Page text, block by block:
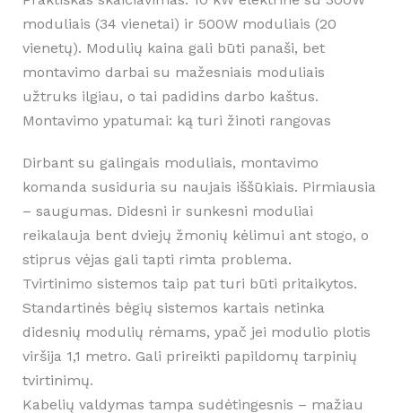
moduliais (34 vienetai) ir 500W moduliais (20
vienetų). Modulių kaina gali būti panaši, bet
montavimo darbai su mažesniais moduliais
užtruks ilgiau, o tai padidins darbo kaštus.
Montavimo ypatumai: ką turi žinoti rangovas
Dirbant su galingais moduliais, montavimo
komanda susiduria su naujais iššūkiais. Pirmiausia
– saugumas. Didesni ir sunkesni moduliai
reikalauja bent dviejų žmonių kėlimui ant stogo, o
stiprus vėjas gali tapti rimta problema.
Tvirtinimo sistemos taip pat turi būti pritaikytos.
Standartinės bėgių sistemos kartais netinka
didesnių modulių rėmams, ypač jei modulio plotis
viršija 1,1 metro. Gali prireikti papildomų tarpinių
tvirtinimų.
Kabelių valdymas tampa sudėtingesnis – mažiau